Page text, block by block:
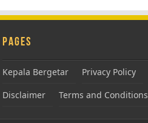
Pages
Kepala Bergetar Privacy Policy
Disclaimer
Terms and Conditions